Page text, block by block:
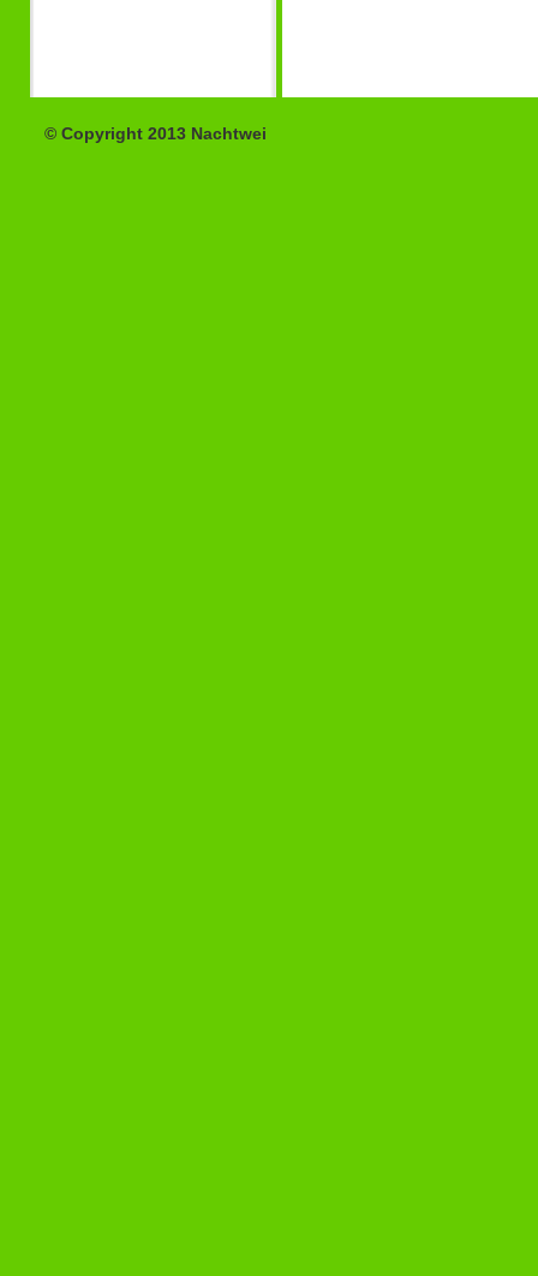
© Copyright 2013 Nachtwei